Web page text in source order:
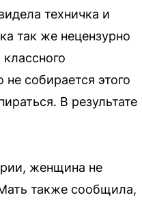
техничка и
так же нецензурно
собирается этого
В результате
женщина не
также сообщила,